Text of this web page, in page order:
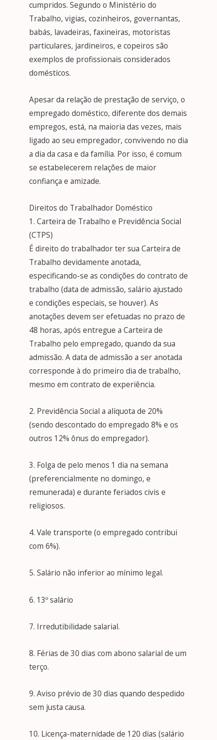
cumpridos. Segundo o Ministério do
Trabalho, vigias, cozinheiros, governantas,
babás, lavadeiras, faxineiras, motoristas
particulares, jardineiros, e copeiros são
exemplos de profissionais considerados
domésticos.
Apesar da relação de prestação de serviço, o
empregado doméstico, diferente dos demais
empregos, está, na maioria das vezes, mais
ligado ao seu empregador, convivendo no dia
a dia da casa e da família. Por isso, é comum
se estabelecerem relações de maior
confiança e amizade.
Direitos do Trabalhador Doméstico
1. Carteira de Trabalho e Previdência Social
(CTPS)
É direito do trabalhador ter sua Carteira de
Trabalho devidamente anotada,
especificando-se as condições do contrato de
trabalho (data de admissão, salário ajustado
e condições especiais, se houver). As
anotações devem ser efetuadas no prazo de
48 horas, após entregue a Carteira de
Trabalho pelo empregado, quando da sua
admissão. A data de admissão a ser anotada
corresponde à do primeiro dia de trabalho,
mesmo em contrato de experiência.
2. Previdência Social a alíquota de 20%
(sendo descontado do empregado 8% e os
outros 12% ônus do empregador).
3. Folga de pelo menos 1 dia na semana
(preferencialmente no domingo, e
remunerada) e durante feriados civis e
religiosos.
4. Vale transporte (o empregado contribui
com 6%).
5. Salário não inferior ao mínimo legal.
6. 13º salário
7. Irredutibilidade salarial.
8. Férias de 30 dias com abono salarial de um
terço.
9. Aviso prévio de 30 dias quando despedido
sem justa causa.
10. Licença-maternidade de 120 dias (salário